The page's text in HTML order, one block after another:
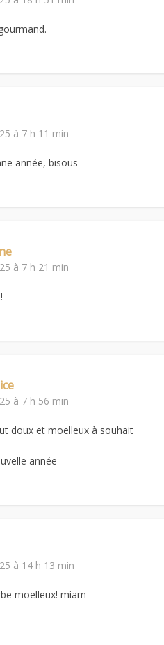
à 7 h 11 min
année, bisous
à 7 h 21 min
à 7 h 56 min
doux et moelleux à souhait
année
à 14 h 13 min
moelleux! miam